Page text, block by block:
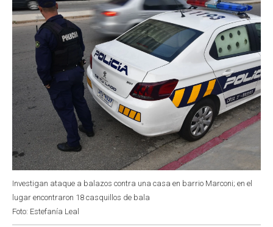
k
p
n
Investigan ataque a balazos contra una casa en barrio Marconi; en el
lugar encontraron 18 casquillos de bala
Foto: Estefanía Leal